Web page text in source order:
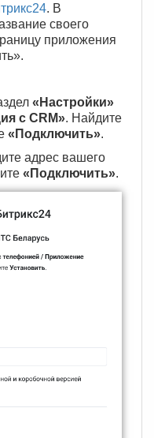
. В
своего
приложения
«Настройки»
с CRM». Найдите
«Подключить».
адрес вашего
«Подключить».